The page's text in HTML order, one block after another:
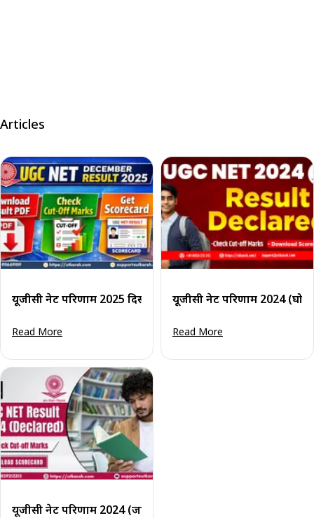
Articles
यूजीसी नेट परिणाम 2025 दिसंबर हेतु: स्कोरकार्ड और कट-ऑफ अंक
Read More
यूजीसी नेट परिणाम 2024
Read More
यूजीसी नेट परिणाम 2024 (जारी): अपने अंक और कट-ऑफ देखें